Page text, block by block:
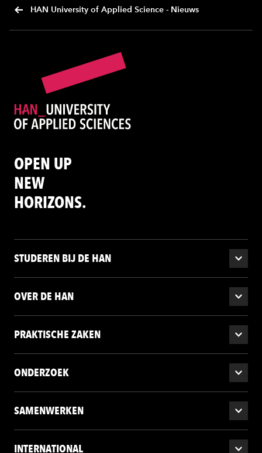
HAN University of Applied Science - Nieuws
OPEN UP
NEW
HORIZONS.
STUDEREN BIJ DE HAN
OVER DE HAN
PRAKTISCHE ZAKEN
ONDERZOEK
SAMENWERKEN
INTERNATIONAL